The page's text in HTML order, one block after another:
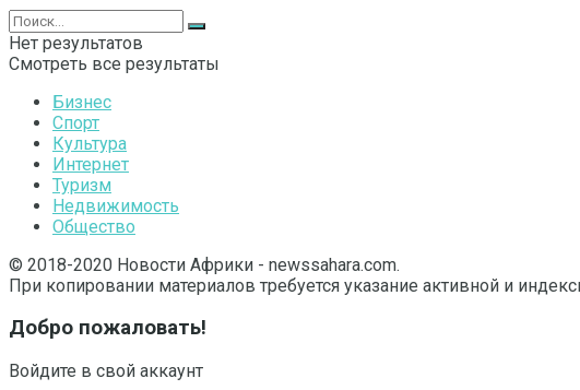
Нет результатов
Смотреть все результаты
Бизнес
Спорт
Культура
Интернет
Туризм
Недвижимость
Общество
© 2018-2020 Новости Африки - newssahara.com.
При копировании материалов требуется указание активной и
Добро пожаловать!
Войдите в свой аккаунт